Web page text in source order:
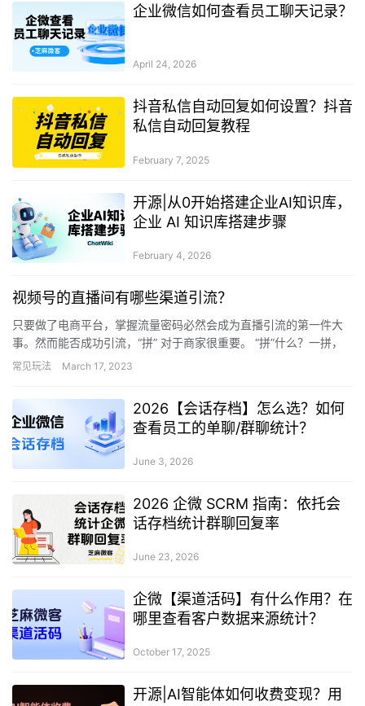
企业微信如何查看员工聊天记录？
April 24, 2026
抖音私信自动回复如何设置？抖音
私信自动回复教程
February 7, 2025
开源|从0开始搭建企业AI知识库，
企业 AI 知识库搭建步骤
February 4, 2026
视频号的直播间有哪些渠道引流？
只要做了电商平台，掌握流量密码必然会成为直播引流的第一件大
事。然而能否成功引流，“拼” 对于商家很重要。 “拼”什么？一拼，
经济软实力。二拼，短视频的内容是否吸引人，能够完成粉丝的…
常见玩法 March 17, 2023
2026【会话存档】怎么选？如何
查看员工的单聊/群聊统计？
June 3, 2026
2026 企微 SCRM 指南：依托会
话存档统计群聊回复率
June 23, 2026
企微【渠道活码】有什么作用？在
哪里查看客户数据来源统计？
October 17, 2025
开源|AI智能体如何收费变现？用